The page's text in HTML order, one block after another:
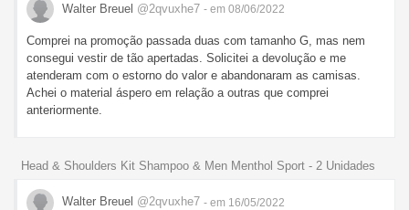
Walter Breuel @2qvuxhe7 - em 08/06/2022
Comprei na promoção passada duas com tamanho G, mas nem
consegui vestir de tão apertadas. Solicitei a devolução e me
atenderam com o estorno do valor e abandonaram as camisas.
Achei o material áspero em relação a outras que comprei
anteriormente.
Head & Shoulders Kit Shampoo & Men Menthol Sport - 2 Unidades
Walter Breuel @2qvuxhe7 - em 16/05/2022